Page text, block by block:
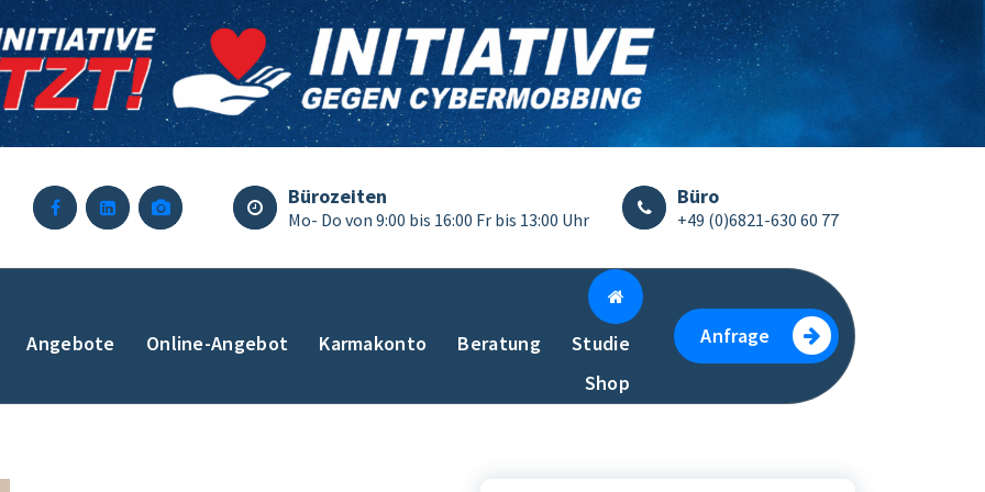
Bürozeiten
Mo- Do von 9:00 bis 16:00 Fr bis 13:00 Uhr
Büro
+49 (0)6821-630 60 77
Angebote Online-Angebot Karmakonto Beratung
Studie
Shop
Anfrage